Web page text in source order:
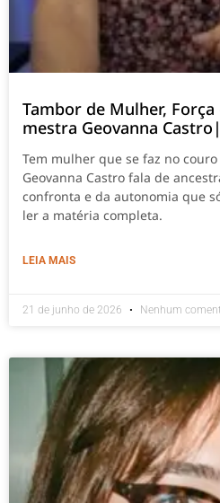
Tambor de Mulher,
mestra Geovanna
Tem mulher que se faz no
Geovanna Castro fala de
confronta e da autonomia que
ler a matéria completa.
LEIA MAIS
21 de junho de 2026 Nenhum